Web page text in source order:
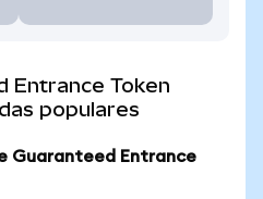
Entrance Token
populares
Guaranteed Entrance